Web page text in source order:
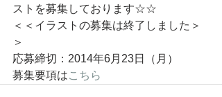
ストを募集しております☆☆
＜＜イラストの募集は終了しました＞
＞
応募締切：2014年6月23日（月）
募集要項はこちら